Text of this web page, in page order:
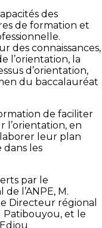
des
de formation et
des connaissances,
l’orientation, la
d’orientation,
du baccalauréat
de faciliter
l’orientation, en
leur plan
dans les
par le
l’ANPE, M.
Directeur régional
Patibouyou, et le